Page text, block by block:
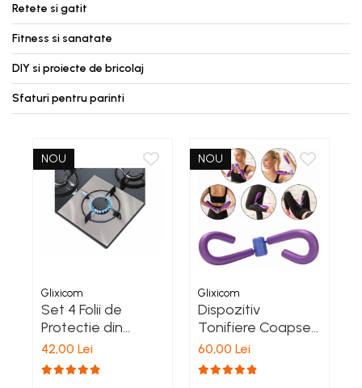
Retete si gatit
Fitness si sanatate
DIY si proiecte de bricolaj
Sfaturi pentru parinti
NOU
Glixicom
Set 4 Folii de
Protectie din
Teflon - pentru
Plita si Aragaz ,
42,00 Lei
NOU
Glixicom
Dispozitiv
Tonifiere Coapse,
Brate , Picioare sau
Abdomen,
60,00 Lei